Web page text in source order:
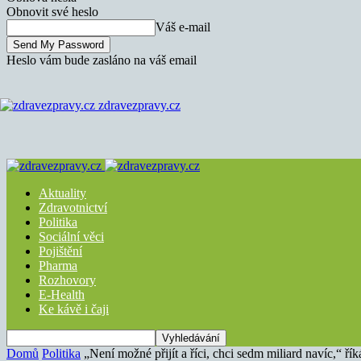
Obnovit své heslo
Váš e-mail
Heslo vám bude zasláno na váš email
zdravezpravy.cz
Aktuality
Zdravotnictví
Politika
Sociální věci
Pojištění
Pharma
Rozhovory
E-Health
Ke kávě i čaji
Domů Politika „Není možné přijít a říci, chci sedm miliard navíc,“